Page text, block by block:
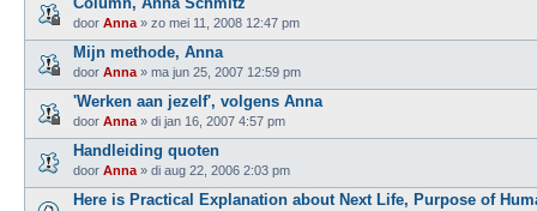
door Anna » zo mei 11, 2008 12:47 pm
Mijn methode, Anna
door Anna » ma jun 25, 2007 12:59 pm
'Werken aan jezelf', volgens Anna
door Anna » di jan 16, 2007 4:57 pm
Handleiding quoten
door Anna » di aug 22, 2006 2:03 pm
Here is Practical Explanation about Next Life, Purpose of